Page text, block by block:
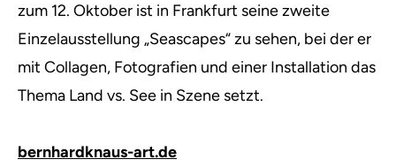
zum 12. Oktober ist in Frankfurt seine zweite
Einzelausstellung „Seascapes“ zu sehen, bei der er
mit Collagen, Fotografien und einer Installation das
Thema Land vs. See in Szene setzt.
bernhardknaus-art.de